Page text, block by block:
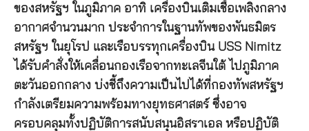
ของสหรัฐฯ ในภูมิภาค อาทิ เครื่องบินเติมเชื้อเพลิงกลาง
อากาศจำนวนมาก ประจำการในฐานทัพของพันธมิตร
สหรัฐฯ ในยุโรป และเรือบรรทุกเครื่องบิน USS Nimitz
ได้รับคำสั่งให้เคลื่อนกองเรือจากทะเลจีนใต้ ไปภูมิภาค
ตะวันออกกลาง บ่งชี้ถึงความเป็นไปได้ที่กองทัพสหรัฐฯ
กำลังเตรียมความพร้อมทางยุทธศาสตร์ ซึ่งอาจ
ครอบคลุมทั้งปฏิบัติการสนับสนุนอิสราเอล หรือปฏิบัติ